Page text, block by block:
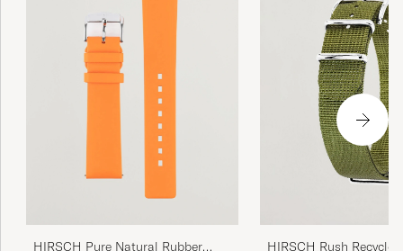
HIRSCH Pure Natural Rubber
HIRSCH Rush Recycle